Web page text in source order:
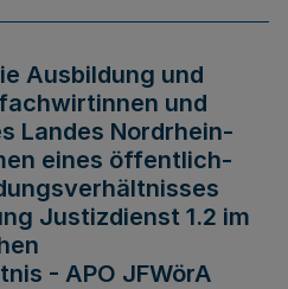
Ausbildung und
und
Landes Nordrhein-
eines öffentlich-
Justizdienst 1.2 im
- APO JFWörA